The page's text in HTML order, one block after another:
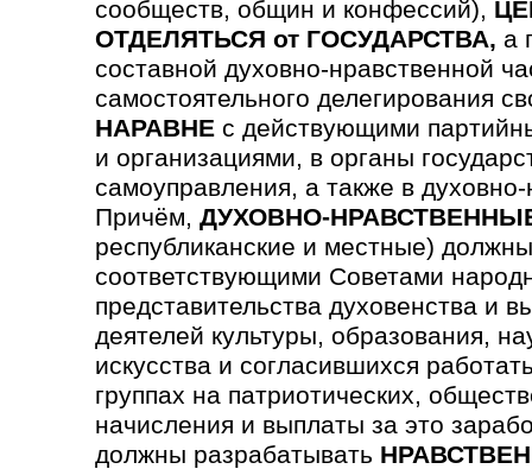
сообществ, общин и конфессий),
ОТДЕЛЯТЬСЯ от ГОСУДАРСТВА, а
составной духовно-нравственной
самостоятельного делегирования
НАРАВНЕ с действующими
и организациями, в органы
самоуправления, а также в
Причём, ДУХОВНО-
республиканские и местные)
соответствующими Советами
предста­вительства духовен­ства и
деятелей культуры, образования,
искусства и согла­сившихся
группах на патриотических,
начисления и выплаты за это
должны разрабатывать